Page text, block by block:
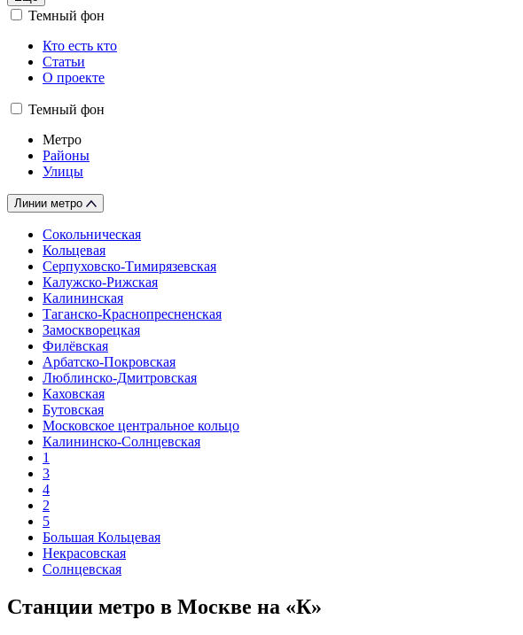
Темный фон
Кто есть кто
Статьи
О проекте
Темный фон
Метро
Районы
Улицы
Линии метро
Сокольническая
Кольцевая
Серпуховско-Тимирязевская
Калужско-Рижская
Калининская
Таганско-Краснопресненская
Замоскворецкая
Филёвская
Арбатско-Покровская
Люблинско-Дмитровская
Каховская
Бутовская
Московское центральное кольцо
Калининско-Солнцевская
1
3
4
2
5
Большая Кольцевая
Некрасовская
Солнцевская
Станции метро в Москве на «К»